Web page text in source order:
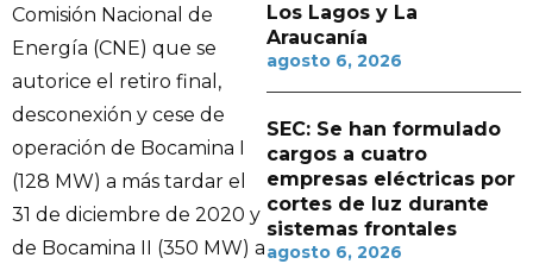
Comisión Nacional de
Energía (CNE) que se
autorice el retiro final,
desconexión y cese de
operación de Bocamina I
(128 MW) a más tardar el
31 de diciembre de 2020 y
de Bocamina II (350 MW) a
Los Lagos y La
Araucanía
agosto 6, 2026
SEC: Se han formulado
cargos a cuatro
empresas eléctricas por
cortes de luz durante
sistemas frontales
agosto 6, 2026